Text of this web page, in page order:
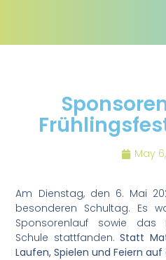
May
Am Dienstag, den 6. Mai
besonderen Schultag. Es
Sponsorenlauf sowie das
Schule stattfanden.Statt
Laufen, Spielen und Feiern